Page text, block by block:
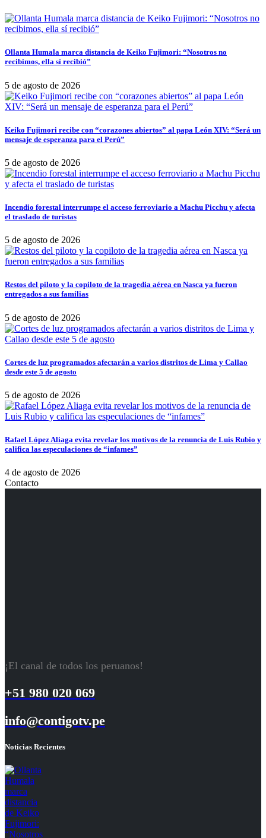
Ollanta Humala marca distancia de Keiko Fujimori: “Nosotros no
recibimos, ella sí recibió”
5 de agosto de 2026
Keiko Fujimori recibe con “corazones abiertos” al papa León XIV: “Será un
mensaje de esperanza para el Perú”
5 de agosto de 2026
Incendio forestal interrumpe el acceso ferroviario a Machu Picchu y afecta
el traslado de turistas
5 de agosto de 2026
Restos del piloto y la copiloto de la tragedia aérea en Nasca ya fueron
entregados a sus familias
5 de agosto de 2026
Cortes de luz programados afectarán a varios distritos de Lima y Callao
desde este 5 de agosto
5 de agosto de 2026
Rafael López Aliaga evita revelar los motivos de la renuncia de Luis Rubio y
califica las especulaciones de “infames”
4 de agosto de 2026
Contacto
¡El canal de todos los peruanos!
+51 980 020 069
info@contigotv.pe
Noticias Recientes